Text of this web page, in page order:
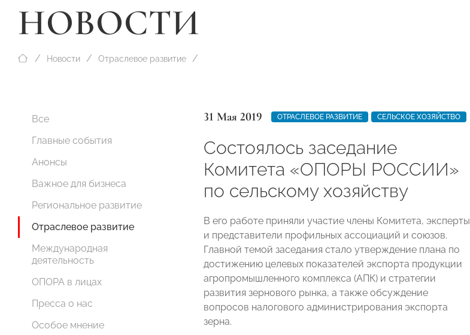
НОВОСТИ
Новости Отраслевое развитие
Все
Главные события
Анонсы
Важное для бизнеса
Региональное развитие
Отраслевое развитие
Международная
деятельность
ОПОРА в лицах
Пресса о нас
Особое мнение
31 Мая 2019 ОТРАСЛЕВОЕ РАЗВИТИЕ СЕЛЬСКОЕ ХОЗЯЙСТВО
Состоялось заседание
Комитета «ОПОРЫ РОССИИ»
по сельскому хозяйству
В его работе приняли участие члены Комитета, эксперты
и представители профильных ассоциаций и союзов.
Главной темой заседания стало утверждение плана по
достижению целевых показателей экспорта продукции
агропромышленного комплекса (АПК) и стратегии
развития зернового рынка, а также обсуждение
вопросов налогового администрирования экспорта
зерна.